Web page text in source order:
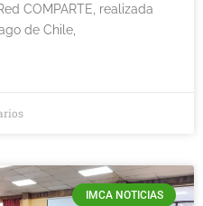
COMPARTE, realizada
de Chile,
IMCA NOTICIAS